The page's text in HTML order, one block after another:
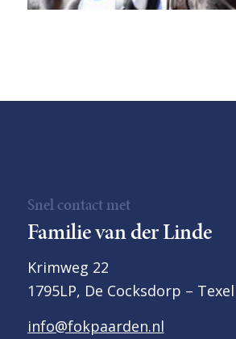
Snel contact met
Familie van der Linde
Krimweg 22
1795LP, De Cocksdorp – Texel
info@fokpaarden.nl